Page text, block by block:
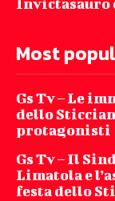
Invictasauro
Most
Gs Tv – Le
dello
protagonisti
Gs Tv – Il
Limatola e
festa dello